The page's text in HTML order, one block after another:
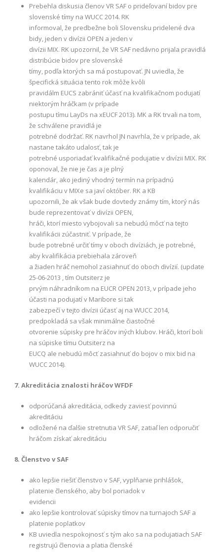
Prebehla diskusia členov VR SAF o prideľovaní bidov pre
slovenské tímy na WUCC 2014. RK
informoval, že predbežne boli Slovensku pridelené dva
bidy, jeden v divízii OPEN a jeden v
divízii MIX. RK upozornil, že VR SAF nedávno prijala pravidlá
distribúcie bidov pre slovenské
tímy, podľa ktorých sa má postupovať. JN uviedla, že
špecifická situácia tento rok môže kvôli
pravidálm EUCS zabrániť účasť na kvalifikačnom podujatí
niektorým hráčkam (v prípade
postupu tímu LayDs na xEUCF 2013). MK a RK trvali na tom,
že schválene pravidlá je
potrebné dodržať. RK navrhol JN navrhla, že v prípade, ak
nastane takáto udalosť, tak je
potrebné usporiadať kvalifikačné podujatie v divízii MIX. RK
oponoval, že nie je čas a je plný
kalendár, ako jediný vhodný termín na prípadnú
kvalifikáciu v MIXe sa javí október. RK a KB
upozornili, že ak však bude dovtedy známy tím, ktorý nás
bude reprezentovať v divízii OPEN,
hráči, ktorí miesto vybojovali sa nebudú môcť na tejto
kvalifikácii zúčastniť. V prípade, že
bude potrebné určiť tímy v oboch divíziách, je potrebné,
aby kvalifikácia prebiehala zároveň
a žiaden hráč nemohol zasiahnuť do oboch divízií. (update
25-06-2013 , tím Outsiterz je
prvým náhradníkom na EUCR OPEN 2013, v prípade jeho
účasti na podujatí v Maribore si tak
zabezpečí v tejto divízii účasť aj na WUCC 2014,
predpokladá sa však minimálne čiastočné
otvorenie súpisky pre hráčov iných klubov. Hráči, ktorí boli
na súpiske tímu Outsiterz na
EUCQ ale nebudú môcť zasiahnuť do bojov o mix bid na
WUCC 2014).
7. Akreditácia znalosti hráčov WFDF
odporúčaná akreditácia, odkedy zaviesť povinnú
akreditáciu
odložené na ďalšie stretnutia VR SAF, zatiaľ len odporučiť
hráčom získať akreditáciu
8. Členstvo v SAF
ako lepšie riešiť členstvo v SAF, vyplňanie prihlášok,
platenie členského, aby bol poriadok v
evidencii
ako lepšie kontrolovať súpisky tímov na turnajoch SAF a
platenie poplatkov
KB uviedla nespokojnosť s tým ako sa na podujatiach SAF
registrujú členovia a platia členské